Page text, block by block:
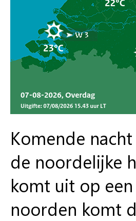
Komende
de noordelijke
komt uit op
noorden komt